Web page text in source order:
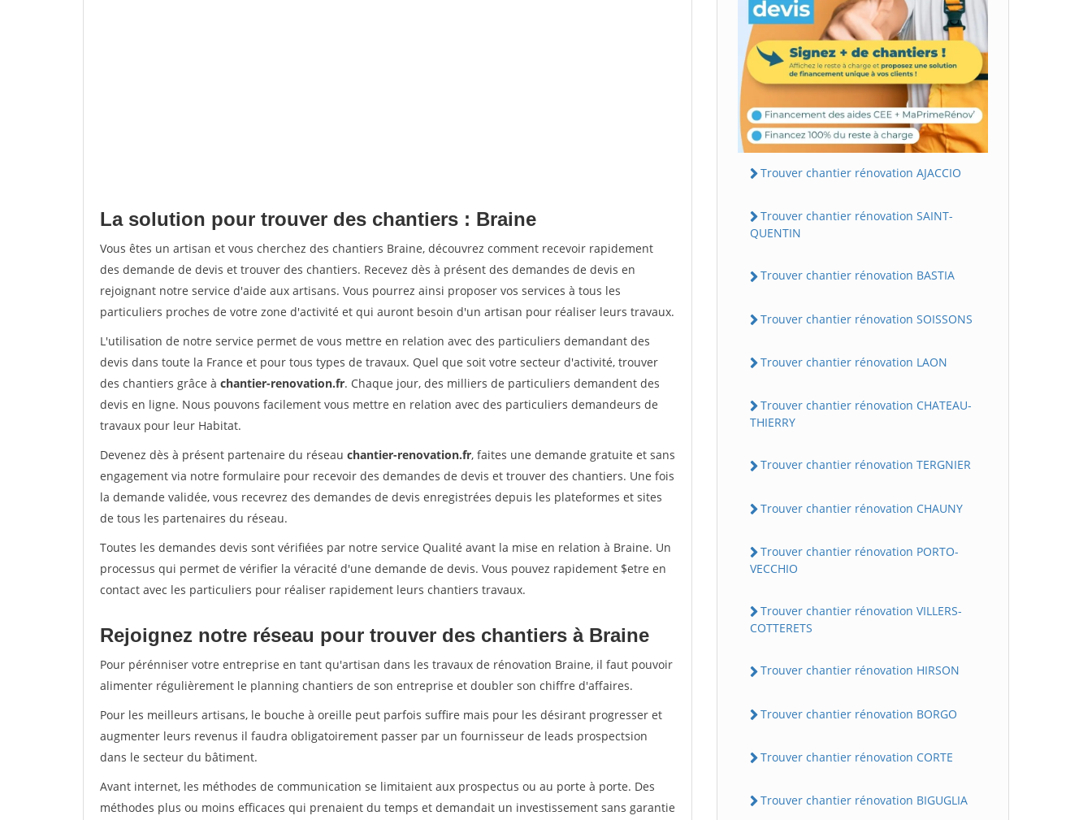
La solution pour trouver des chantiers : Braine
Vous êtes un artisan et vous cherchez des chantiers Braine, découvrez comment recevoir rapidement
des demande de devis et trouver des chantiers. Recevez dès à présent des demandes de devis en
rejoignant notre service d'aide aux artisans. Vous pourrez ainsi proposer vos services à tous les
particuliers proches de votre zone d'activité et qui auront besoin d'un artisan pour réaliser leurs travaux.
L'utilisation de notre service permet de vous mettre en relation avec des particuliers demandant des
devis dans toute la France et pour tous types de travaux. Quel que soit votre secteur d'activité, trouver
des chantiers grâce à chantier-renovation.fr. Chaque jour, des milliers de particuliers demandent des
devis en ligne. Nous pouvons facilement vous mettre en relation avec des particuliers demandeurs de
travaux pour leur Habitat.
Devenez dès à présent partenaire du réseau chantier-renovation.fr, faites une demande gratuite et sans
engagement via notre formulaire pour recevoir des demandes de devis et trouver des chantiers. Une fois
la demande validée, vous recevrez des demandes de devis enregistrées depuis les plateformes et sites
de tous les partenaires du réseau.
Toutes les demandes devis sont vérifiées par notre service Qualité avant la mise en relation à Braine. Un
processus qui permet de vérifier la véracité d'une demande de devis. Vous pouvez rapidement $etre en
contact avec les particuliers pour réaliser rapidement leurs chantiers travaux.
Rejoignez notre réseau pour trouver des chantiers à Braine
Pour pérénniser votre entreprise en tant qu'artisan dans les travaux de rénovation Braine, il faut pouvoir
alimenter régulièrement le planning chantiers de son entreprise et doubler son chiffre d'affaires.
Pour les meilleurs artisans, le bouche à oreille peut parfois suffire mais pour les désirant progresser et
augmenter leurs revenus il faudra obligatoirement passer par un fournisseur de leads prospectsion
dans le secteur du bâtiment.
Avant internet, les méthodes de communication se limitaient aux prospectus ou au porte à porte. Des
méthodes plus ou moins efficaces qui prenaient du temps et demandait un investissement sans garantie
Trouver chantier rénovation AJACCIO
Trouver chantier rénovation SAINT-
QUENTIN
Trouver chantier rénovation BASTIA
Trouver chantier rénovation SOISSONS
Trouver chantier rénovation LAON
Trouver chantier rénovation CHATEAU-
THIERRY
Trouver chantier rénovation TERGNIER
Trouver chantier rénovation CHAUNY
Trouver chantier rénovation PORTO-
VECCHIO
Trouver chantier rénovation VILLERS-
COTTERETS
Trouver chantier rénovation HIRSON
Trouver chantier rénovation BORGO
Trouver chantier rénovation CORTE
Trouver chantier rénovation BIGUGLIA